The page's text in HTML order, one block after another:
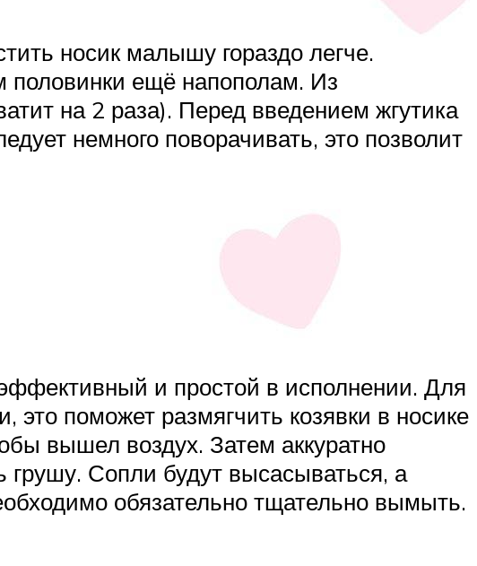
носик малышу гораздо легче.
половинки ещё напополам. Из
на 2 раза). Перед введением жгутика
немного поворачивать, это позволит
и простой в исполнении. Для
поможет размягчить козявки в носике
вышел воздух. Затем аккуратно
грушу. Сопли будут высасываться, а
обязательно тщательно вымыть.